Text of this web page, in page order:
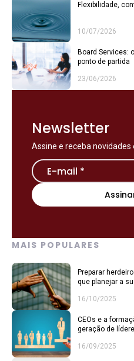
Flexibilidade,
10/07/2026
Board Services:
ponto de partida
23/06/2026
Newsletter
Assine e receba novidades
MAIS POPULARES
Preparar
que planejar a
16/10/2025
CEOs e a
geração de
16/09/2025